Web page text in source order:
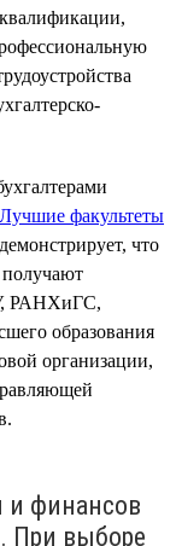
факультеты
что
получают
РАНХиГС,
образования
организации,
и финансов
При выборе